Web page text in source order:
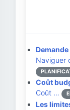
Naviguer
Coût
Coût …
Les